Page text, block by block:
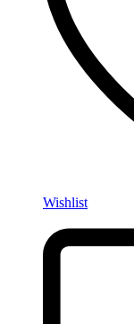
Wishlist